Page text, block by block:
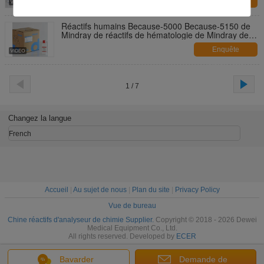
maintenant
Réactifs humains Because-5000 Because-5150 de
Mindray de réactifs de hématologie de Mindray de
Enquête
1 / 7
Bavarder Demande de
Changez la langue
French
Accueil Au sujet de nous| Plan du site
Privacy Policy
Vue de bureau
Chine réactifs d'analyseur de chimie Supplier. Copyright © 2018 - 2026 Dewei
Medical Equipment Co., Ltd.
All rights reserved. Developed by ECER